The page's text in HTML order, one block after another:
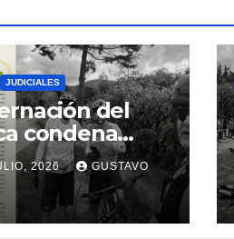
JUDICIALES
del
condena
de tres
y exige
urgentes
2026 GUSTAVO